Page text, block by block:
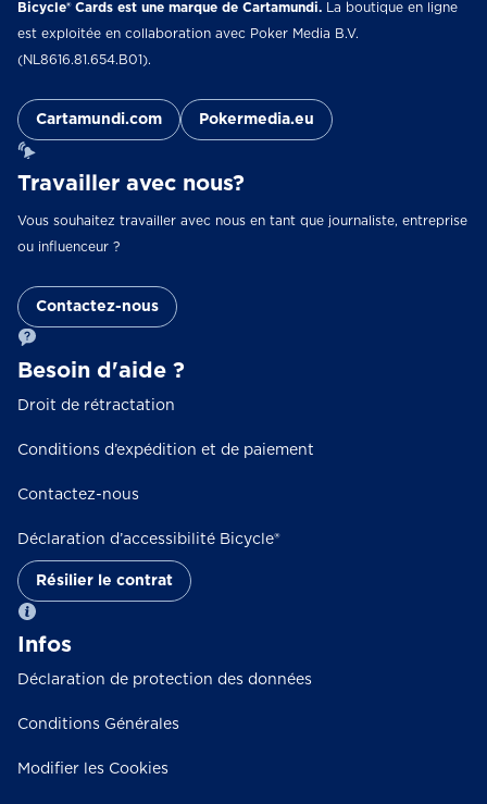
Bicycle® Cards est une marque de Cartamundi.
La boutique en ligne
est exploitée en collaboration avec Poker Media B.V.
(NL8616.81.654.B01).
Cartamundi.com Pokermedia.eu
Travailler avec nous?
Vous souhaitez travailler avec nous en tant que journaliste, entreprise
ou influenceur ?
Contactez-nous
Besoin d'aide ?
Droit de rétractation
Conditions d’expédition et de paiement
Contactez-nous
Déclaration d’accessibilité Bicycle®
Résilier le contrat
Infos
Déclaration de protection des données
Conditions Générales
Modifier les Cookies